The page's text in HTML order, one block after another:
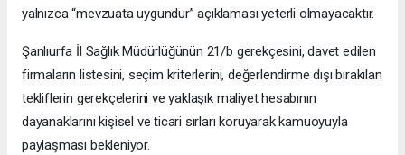
yalnızca “mevzuata uygundur” açıklaması yeterli olmayacaktır.
Şanlıurfa İl Sağlık Müdürlüğünün 21/b gerekçesini, davet edilen
firmaların listesini, seçim kriterlerini, değerlendirme dışı bırakılan
tekliflerin gerekçelerini ve yaklaşık maliyet hesabının
dayanaklarını kişisel ve ticari sırları koruyarak kamuoyuyla
paylaşması bekleniyor.